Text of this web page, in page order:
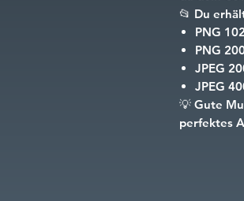
📂 Du
PNG
PNG
JPEG
JPEG
💡 Gute
perfektes